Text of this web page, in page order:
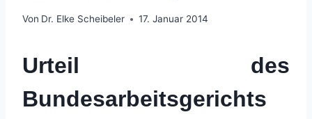
Von Dr. Elke Scheibeler 17. Januar 2014
Urteil des
Bundesarbeitsgerichts